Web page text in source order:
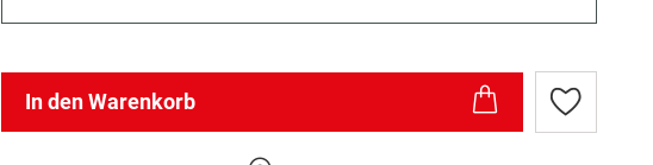
In den Warenkorb
Zur
Wunschliste